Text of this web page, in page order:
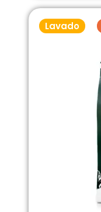
Lavado